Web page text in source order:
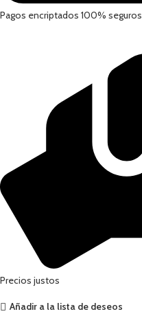
Pagos encriptados 100% seguros
Precios justos
Añadir a la lista de deseos